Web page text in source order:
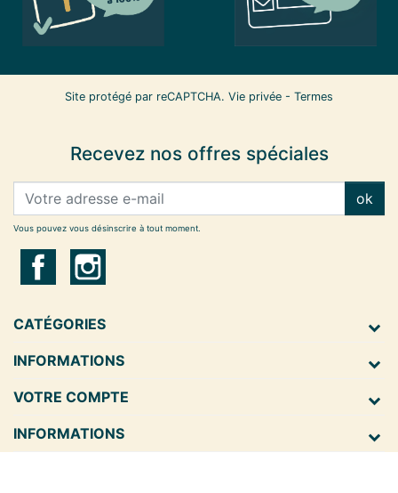
Site protégé par reCAPTCHA. Vie privée - Termes
Recevez nos offres spéciales
ok
Vous pouvez vous désinscrire à tout moment.
CATÉGORIES
INFORMATIONS
VOTRE COMPTE
INFORMATIONS